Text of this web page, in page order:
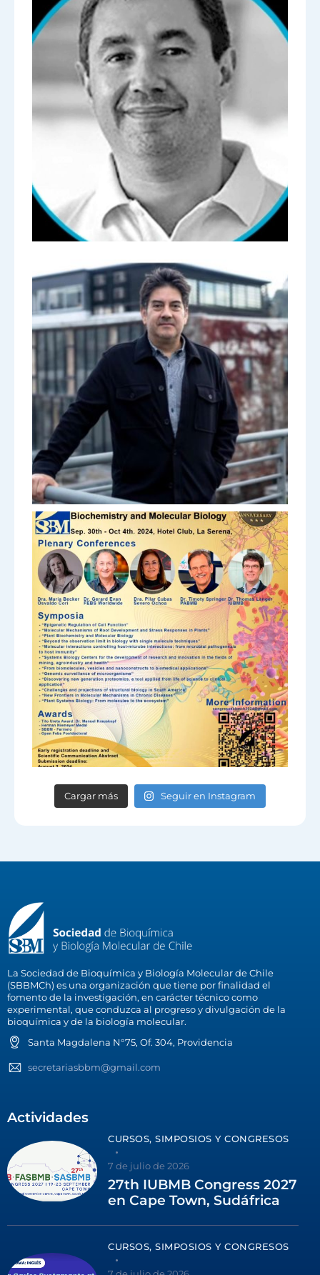
Cargar más Seguir en Instagram
La Sociedad de Bioquímica y Biología Molecular de Chile
(SBBMCh) es una organización que tiene por finalidad el
fomento de la investigación, en carácter técnico como
experimental, que conduzca al progreso y divulgación de la
bioquímica y de la biología molecular.
Santa Magdalena N°75, Of. 304, Providencia
secretariasbbm@gmail.com
Actividades
CURSOS, SIMPOSIOS Y CONGRESOS
7 de julio de 2026
27th IUBMB Congress 2027
en Cape Town, Sudáfrica
CURSOS, SIMPOSIOS Y CONGRESOS